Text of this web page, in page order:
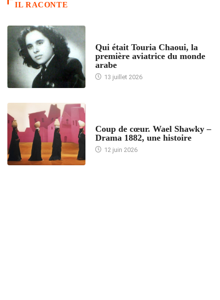
IL RACONTE
Qui était Touria Chaoui, la
première aviatrice du monde
arabe
13 juillet 2026
Coup de cœur. Wael Shawky –
Drama 1882, une histoire
12 juin 2026